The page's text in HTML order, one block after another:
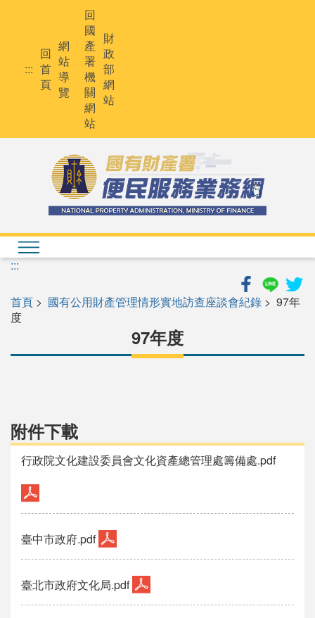
:::
回
首
頁
網
站
導
覽
回
國
產
署
機
關
網
站
財
政
部
網
站
:::
首頁 > 國有公用財產管理情形實地訪查座談會紀錄 > 97年
度
97年度
附件下載
行政院文化建設委員會文化資產總管理處籌備處.pdf
臺中市政府.pdf
臺北市政府文化局.pdf